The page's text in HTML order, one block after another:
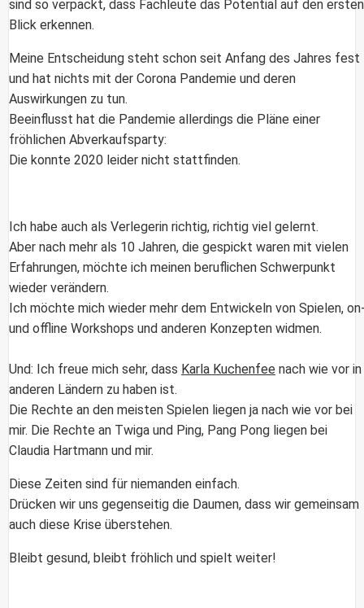
sind so verpackt, dass Fachleute das Potential auf den ersten
Blick erkennen.
Meine Entscheidung steht schon seit Anfang des Jahres fest
und hat nichts mit der Corona Pandemie und deren
Auswirkungen zu tun.
Beeinflusst hat die Pandemie allerdings die Pläne einer
fröhlichen Abverkaufsparty:
Die konnte 2020 leider nicht stattfinden.
Ich habe auch als Verlegerin richtig, richtig viel gelernt.
Aber nach mehr als 10 Jahren, die gespickt waren mit vielen
Erfahrungen, möchte ich meinen beruflichen Schwerpunkt
wieder verändern.
Ich möchte mich wieder mehr dem Entwickeln von Spielen,
und offline Workshops und anderen Konzepten widmen.
Und: Ich freue mich sehr, dass Karla Kuchenfee nach wie vor in
anderen Ländern zu haben ist.
Die Rechte an den meisten Spielen liegen ja nach wie vor bei
mir. Die Rechte an Twiga und Ping, Pang Pong liegen bei
Claudia Hartmann und mir.
Diese Zeiten sind für niemanden einfach.
Drücken wir uns gegenseitig die Daumen, dass wir gemeinsam
auch diese Krise überstehen.
Bleibt gesund, bleibt fröhlich und spielt weiter!